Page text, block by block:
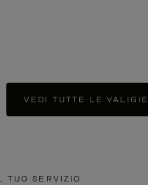
VEDI TUTTE LE VALIGIE
TUO SERVIZIO